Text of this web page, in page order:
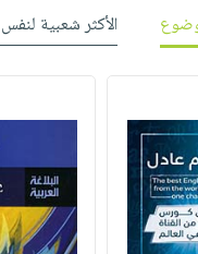
الأكثر شعبية